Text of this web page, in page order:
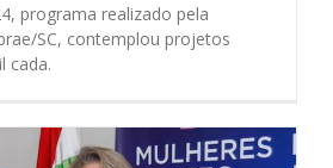
programa realizado pela
SC, contemplou projetos
cada.